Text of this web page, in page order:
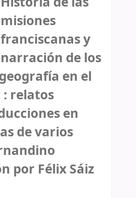
misiones
franciscanas y
narración de los
en el
relatos
en
de varios
por Félix Sáiz